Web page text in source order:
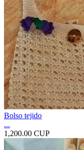
Bolso tejido
...
1,200.00 CUP